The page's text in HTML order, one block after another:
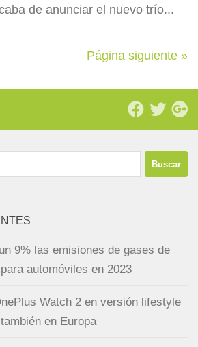
de anunciar el nuevo trío...
Página siguiente »
9% las emisiones de gases de
automóviles en 2023
Watch 2 en versión lifestyle
en Europa